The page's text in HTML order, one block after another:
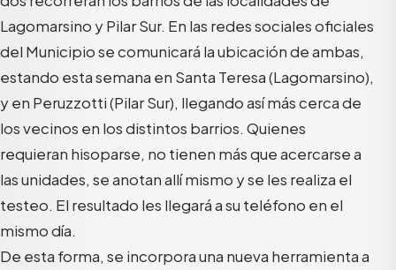
Lagomarsino y Pilar Sur. En las redes sociales oficiales
del Municipio se comunicará la ubicación de ambas,
estando esta semana en Santa Teresa (Lagomarsino),
y en Peruzzotti (Pilar Sur), llegando así más cerca de
los vecinos en los distintos barrios. Quienes
requieran hisoparse, no tienen más que acercarse a
las unidades, se anotan allí mismo y se les realiza el
testeo. El resultado les llegará a su teléfono en el
mismo día.
De esta forma, se incorpora una nueva herramienta a